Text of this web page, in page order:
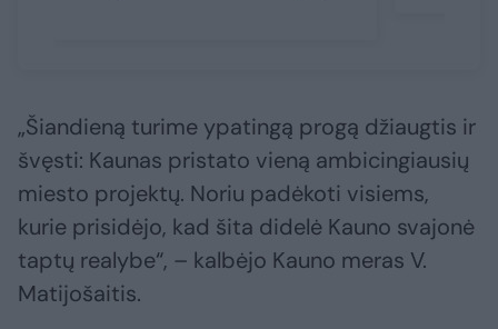
„Šiandieną turime ypatingą progą džiaugtis ir
švęsti: Kaunas pristato vieną ambicingiausių
miesto projektų. Noriu padėkoti visiems,
kurie prisidėjo, kad šita didelė Kauno svajonė
taptų realybe“, – kalbėjo Kauno meras V.
Matijošaitis.